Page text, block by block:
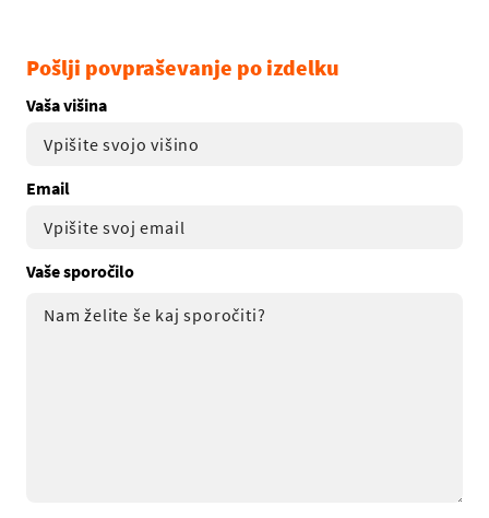
Pošlji povpraševanje po izdelku
Vaša višina
Email
Vaše sporočilo